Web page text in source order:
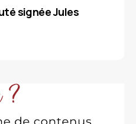
signée Jules